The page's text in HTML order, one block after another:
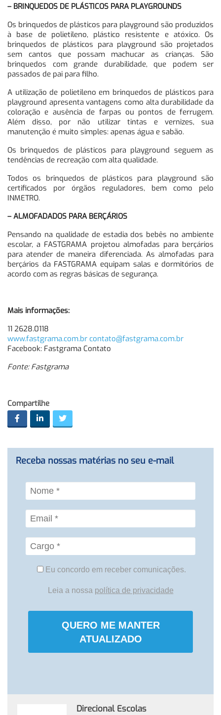
– BRINQUEDOS DE PLÁSTICOS PARA PLAYGROUNDS
Os brinquedos de plásticos para playground são produzidos
à base de polietileno, plástico resistente e atóxico. Os
brinquedos de plásticos para playground são projetados
sem cantos que possam machucar as crianças. São
brinquedos com grande durabilidade, que podem ser
passados de pai para filho.
A utilização de polietileno em brinquedos de plásticos para
playground apresenta vantagens como alta durabilidade da
coloração e ausência de farpas ou pontos de ferrugem.
Além disso, por não utilizar tintas e vernizes, sua
manutenção é muito simples: apenas água e sabão.
Os brinquedos de plásticos para playground seguem as
tendências de recreação com alta qualidade.
Todos os brinquedos de plásticos para playground são
certificados por órgãos reguladores, bem como pelo
INMETRO.
– ALMOFADADOS PARA BERÇÁRIOS
Pensando na qualidade de estadia dos bebês no ambiente
escolar, a FASTGRAMA projetou almofadas para berçários
para atender de maneira diferenciada. As almofadas para
berçários da FASTGRAMA equipam salas e dormitórios de
acordo com as regras básicas de segurança.
Mais informações:
11 2628.0118
www.fastgrama.com.br contato@fastgrama.com.br
Facebook: Fastgrama Contato
Fonte: Fastgrama
Compartilhe
Receba nossas matérias no seu e-mail
Eu concordo em receber comunicações.
Leia a nossa política de privacidade
QUERO ME MANTER
ATUALIZADO
Direcional Escolas